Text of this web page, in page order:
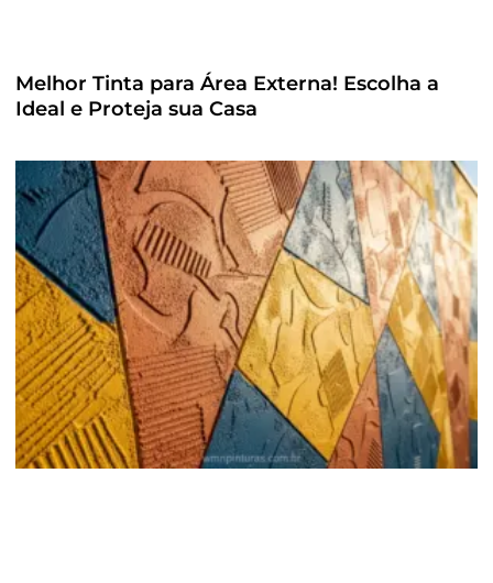
Melhor Tinta para Área Externa! Escolha a
Ideal e Proteja sua Casa